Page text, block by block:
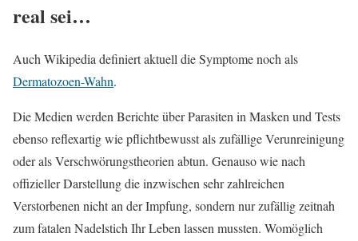
real sei…
Auch Wikipedia definiert aktuell die Symptome noch als
Dermatozoen-Wahn.
Die Medien werden Berichte über Parasiten in Masken und Tests
ebenso reflexartig wie pflichtbewusst als zufällige Verunreinigung
oder als Verschwörungstheorien abtun. Genauso wie nach
offizieller Darstellung die inzwischen sehr zahlreichen
Verstorbenen nicht an der Impfung, sondern nur zufällig zeitnah
zum fatalen Nadelstich Ihr Leben lassen mussten. Womöglich